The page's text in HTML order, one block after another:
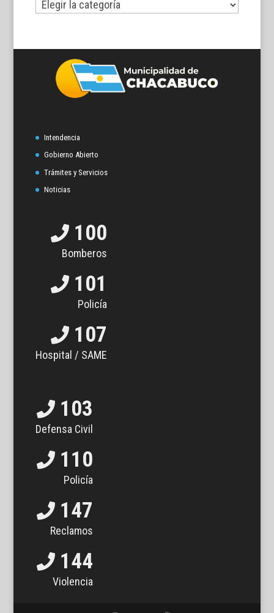
temas
Intendencia
Gobierno Abierto
Trámites y Servicios
Noticias
100
Bomberos
101
Policía
107
Hospital / SAME
103
Defensa Civil
110
Policía
147
Reclamos
144
Violencia